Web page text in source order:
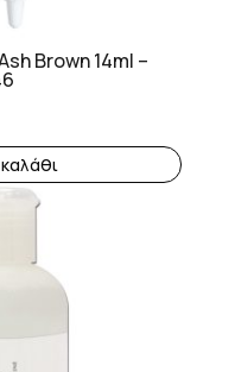
Brown 14ml –